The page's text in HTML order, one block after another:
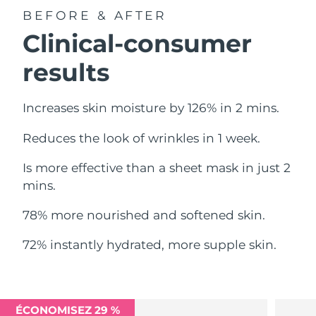
BEFORE & AFTER
Clinical-consumer
results
Increases skin moisture by 126% in 2 mins.
Reduces the look of wrinkles in 1 week.
Is more effective than a sheet mask in just 2
mins.
78% more nourished and softened skin.
72% instantly hydrated, more supple skin.
ÉCONOMISEZ 29 %
Philippines
Qatar Livraison estimée10/8/26